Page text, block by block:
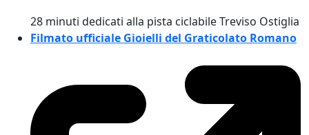
28 minuti dedicati alla pista ciclabile Treviso Ostiglia
Filmato ufficiale Gioielli del Graticolato Romano